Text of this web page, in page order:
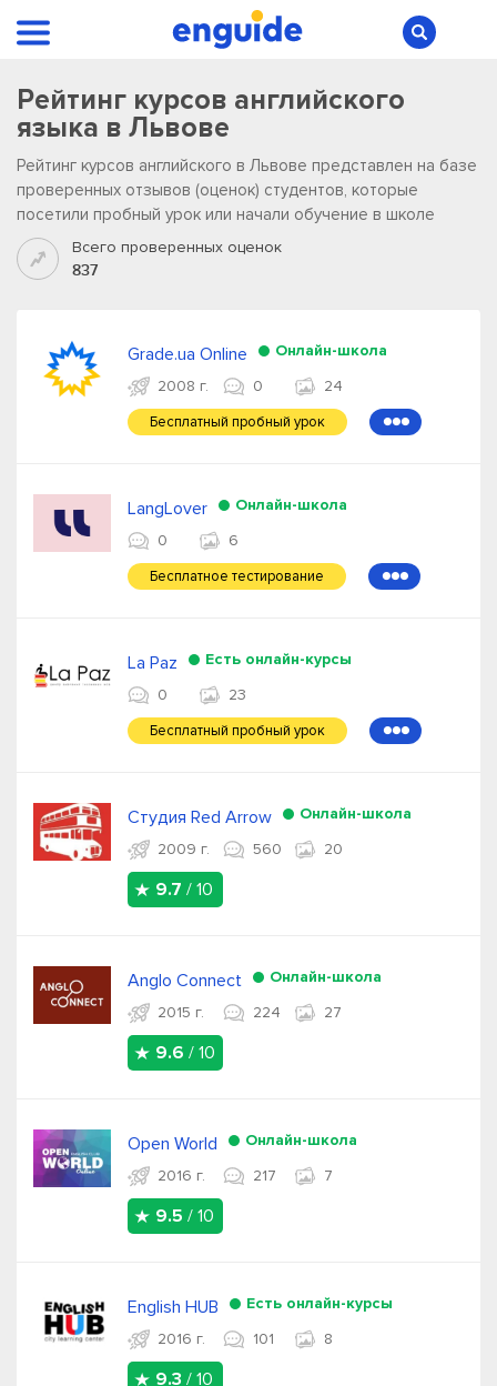
Рейтинг курсов английского
языка в Львове
Рейтинг курсов английского в Львове представлен на базе
проверенных отзывов (оценок) студентов, которые
посетили пробный урок или начали обучение в школе
Всего проверенных оценок
837
Grade.ua Online
Онлайн-школа
2008 г.
0 24
Бесплатный пробный урок ●●●
LangLover
Онлайн-школа
0
6
Бесплатное тестирование ●●●
La Paz
Есть онлайн-курсы
0
23
Бесплатный пробный урок ●●●
Студия Red Arrow
Онлайн-школа
2009 г.
560 20
9.7 / 10
Anglo Connect
Онлайн-школа
2015 г.
224 27
9.6 / 10
Open World
Онлайн-школа
2016 г.
217 7
9.5 / 10
English HUB
Есть онлайн-курсы
2016 г.
101 8
9.3 / 10